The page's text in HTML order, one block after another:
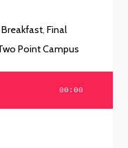
,Final
Point Campus
00:00